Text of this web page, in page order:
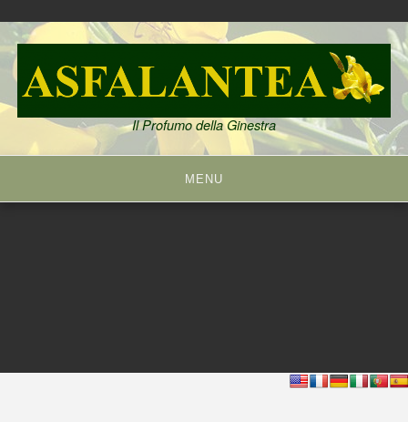
Skip
to
content
Il Profumo della Ginestra
MENU